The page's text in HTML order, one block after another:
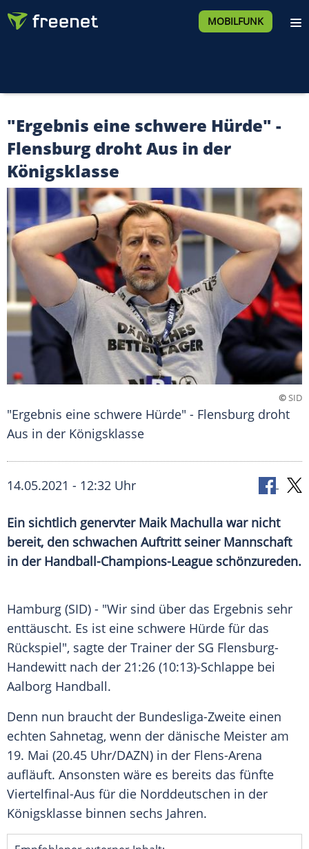
MOBILFUNK
"Ergebnis eine schwere Hürde" -
Flensburg droht Aus in der
Königsklasse
©SID
"Ergebnis eine schwere Hürde" - Flensburg droht
Aus in der Königsklasse
14.05.2021 - 12:32 Uhr
Ein sichtlich genervter Maik Machulla war nicht
bereit, den schwachen Auftritt seiner Mannschaft
in der Handball-Champions-League schönzureden.
Hamburg (SID) - "Wir sind über das Ergebnis sehr
enttäuscht. Es ist eine schwere Hürde für das
Rückspiel", sagte der Trainer der SG Flensburg-
Handewitt nach der 21:26 (10:13)-Schlappe bei
Aalborg Handball.
Denn nun braucht der Bundesliga-Zweite einen
echten Sahnetag, wenn der dänische Meister am
19. Mai (20.45 Uhr/DAZN) in der Flens-Arena
aufläuft. Ansonsten wäre es bereits das fünfte
Viertelfinal-Aus für die Norddeutschen in der
Königsklasse binnen sechs Jahren.